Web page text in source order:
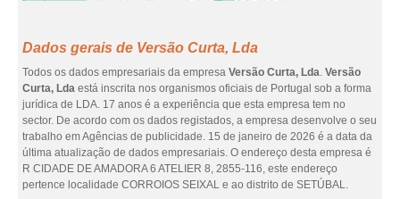
Dados gerais de Versão Curta, Lda
Todos os dados empresariais da empresa Versão Curta, Lda. Versão
Curta, Lda está inscrita nos organismos oficiais de Portugal sob a forma
jurídica de LDA. 17 anos é a experiência que esta empresa tem no
sector. De acordo com os dados registados, a empresa desenvolve o seu
trabalho em Agências de publicidade. 15 de janeiro de 2026 é a data da
última atualização de dados empresariais. O endereço desta empresa é
R CIDADE DE AMADORA 6 ATELIER 8, 2855-116, este endereço
pertence localidade CORROIOS SEIXAL e ao distrito de SETÚBAL.